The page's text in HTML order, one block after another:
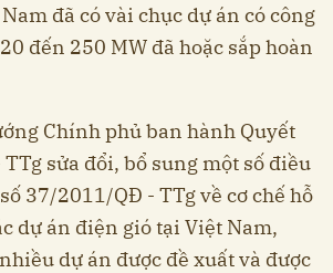
đã có vài chục dự án có công
đến 250 MW đã hoặc sắp hoàn
Chính phủ ban hành Quyết
sửa đổi, bổ sung một số điều
37/2011/QĐ - TTg về cơ chế hỗ
dự án điện gió tại Việt Nam,
dự án được đề xuất và được